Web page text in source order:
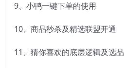
9、小鸭一键下单的使用
10、商品秒杀及精选联盟开通
11、猜你喜欢的底层逻辑及选品